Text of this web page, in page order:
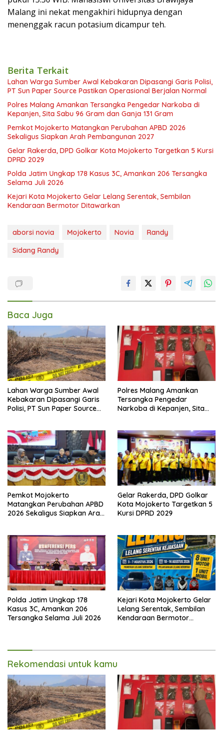
Malang ini nekat mengakhiri hidupnya dengan
menenggak racun potasium dicampur teh.
Berita Terkait
Lahan Warga Sumber Awal Kebakaran Dipasangi Garis Polisi,
PT Sun Paper Source Pastikan Operasional Berjalan Normal
Polres Malang Amankan Tersangka Pengedar Narkoba di
Kepanjen, Sita Sabu 96 Gram dan Ganja 131 Gram
Pemkot Mojokerto Matangkan Perubahan APBD 2026
Sekaligus Siapkan Arah Pembangunan 2027
Gelar Rakerda, DPD Golkar Kota Mojokerto Targetkan 5 Kursi
DPRD 2029
Polda Jatim Ungkap 178 Kasus 3C, Amankan 206 Tersangka
Selama Juli 2026
Kejari Kota Mojokerto Gelar Lelang Serentak, Sembilan
Kendaraan Bermotor Ditawarkan
aborsi novia Mojokerto Novia
Randy
Sidang Randy
Baca Juga
Lahan Warga Sumber Awal
Kebakaran Dipasangi Garis
Polisi, PT Sun Paper Source
Polres Malang Amankan
Tersangka Pengedar
Narkoba di Kepanjen, Sita
Pemkot Mojokerto
Matangkan Perubahan APBD
2026 Sekaligus Siapkan Arah
Gelar Rakerda, DPD Golkar
Kota Mojokerto Targetkan 5
Kursi DPRD 2029
Polda Jatim Ungkap 178
Kasus 3C, Amankan 206
Tersangka Selama Juli 2026
Kejari Kota Mojokerto Gelar
Lelang Serentak, Sembilan
Kendaraan Bermotor
Rekomendasi untuk kamu